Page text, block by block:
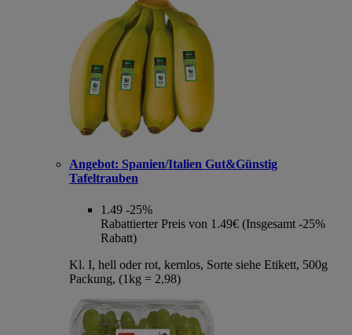
Angebot: Spanien/Italien Gut&Günstig
Tafeltrauben
1.49 -25%
Rabattierter Preis von 1.49€ (Insgesamt -25%
Rabatt)
Kl. I, hell oder rot, kernlos, Sorte siehe Etikett, 500g
Packung, (1kg = 2,98)